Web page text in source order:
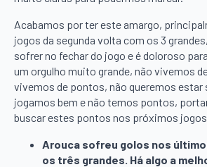
Acabamos por ter este amargo,
jogos da segunda volta com os 3
sofrer no fechar do jogo e é doloroso
um orgulho muito grande, não vivemos
vivemos de pontos, não queremos estar
jogamos bem e não temos pontos,
buscar estes pontos nos próximos
Arouca sofreu golos nos
os três grandes. Há algo a